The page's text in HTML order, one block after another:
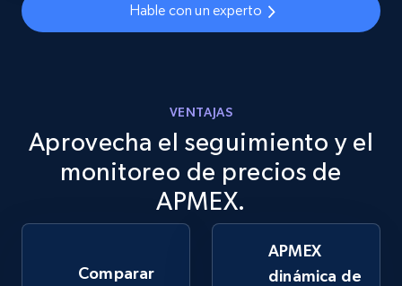
eBay
URL, Product id, Title, Seller name, Seller rating,
Seller reviews, Breadcrumbs, Root category, and
Comenzar ahora
Hable con un experto
VENTAJAS
Aprovecha el seguimiento y el
monitoreo de precios de
APMEX.
Comparar
APMEX
dinámica de